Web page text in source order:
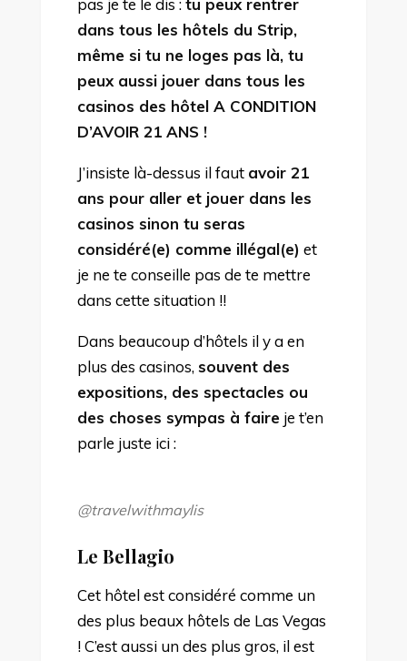
pas je te le dis :tu peux rentrer
dans tous les hôtels du Strip,
même si tu ne loges pas là, tu
peux aussi jouer dans tous les
casinos des hôtel A CONDITION
D’AVOIR 21 ANS !
J’insiste là-dessus il faut avoir 21
ans pour aller et jouer dans les
casinos sinon tu seras
considéré(e) comme illégal(e) et
je ne te conseille pas de te mettre
dans cette situation !!
Dans beaucoup d’hôtels il y a en
plus des casinos, souvent des
expositions, des spectacles ou
des choses sympas à faireje t’en
parle juste ici :
@travelwithmaylis
Le Bellagio
Cet hôtel est considéré comme un
des plus beaux hôtels de Las Vegas
! C’est aussi un des plus gros, il est